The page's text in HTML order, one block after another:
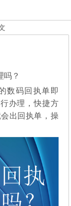
吗？
数码回执单即
办理，快捷方
出回执单，操